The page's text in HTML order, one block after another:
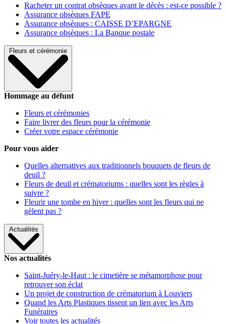
Racheter un contrat obsèques avant le décès : est-ce possible ?
Assurance obsèques FAPE
Assurance obsèques : CAISSE D’EPARGNE
Assurance obsèques : La Banque postale
Fleurs et cérémonie
Hommage au défunt
Fleurs et cérémonies
Faire livrer des fleurs pour la cérémonie
Créer votre espace cérémonie
Pour vous aider
Quelles alternatives aux traditionnels bouquets de fleurs de
deuil ?
Fleurs de deuil et crématoriums : quelles sont les règles à
suivre ?
Fleurir une tombe en hiver : quelles sont les fleurs qui ne
gèlent pas ?
Actualités
Nos actualités
Saint-Juéry-le-Haut : le cimetière se métamorphose pour
retrouver son éclat
Un projet de construction de crématorium à Louviers
Quand les Arts Plastiques tissent un lien avec les Arts
Funéraires
Voir toutes les actualités